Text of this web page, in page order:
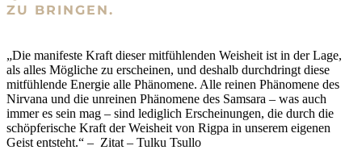
U BRINGEN.
„Die manifeste Kraft dieser mitfühlenden Weisheit ist in der Lage,
als alles Mögliche zu erscheinen, und deshalb durchdringt diese
mitfühlende Energie alle Phänomene. Alle reinen Phänomene des
Nirvana und die unreinen Phänomene des Samsara – was auch
immer es sein mag – sind lediglich Erscheinungen, die durch die
schöpferische Kraft der Weisheit von Rigpa in unserem eigenen
Geist entsteht.“ – Zitat – Tulku Tsullo